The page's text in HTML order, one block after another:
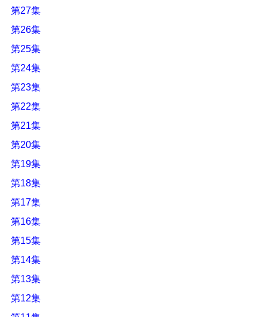
第27集
第26集
第25集
第24集
第23集
第22集
第21集
第20集
第19集
第18集
第17集
第16集
第15集
第14集
第13集
第12集